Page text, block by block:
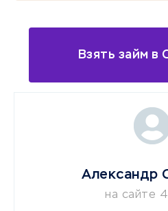
Взять займ в
Александр
на сайте